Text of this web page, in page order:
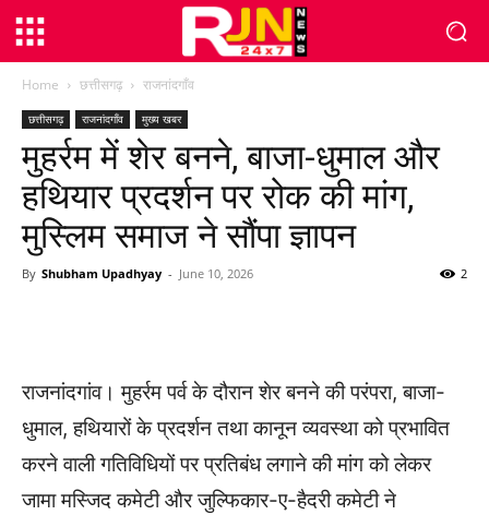
Home छत्तीसगढ़ राजनांदगाँव
छत्तीसगढ़ राजनांदगाँव मुख्य खबर
मुहर्रम में शेर बनने, बाजा-धुमाल और
हथियार प्रदर्शन पर रोक की मांग,
मुस्लिम समाज ने सौंपा ज्ञापन
By Shubham Upadhyay - June 10, 2026 2
राजनांदगांव। मुहर्रम पर्व के दौरान शेर बनने की परंपरा, बाजा-
धुमाल, हथियारों के प्रदर्शन तथा कानून व्यवस्था को प्रभावित
करने वाली गतिविधियों पर प्रतिबंध लगाने की मांग को लेकर
जामा मस्जिद कमेटी और जुल्फिकार-ए-हैदरी कमेटी ने